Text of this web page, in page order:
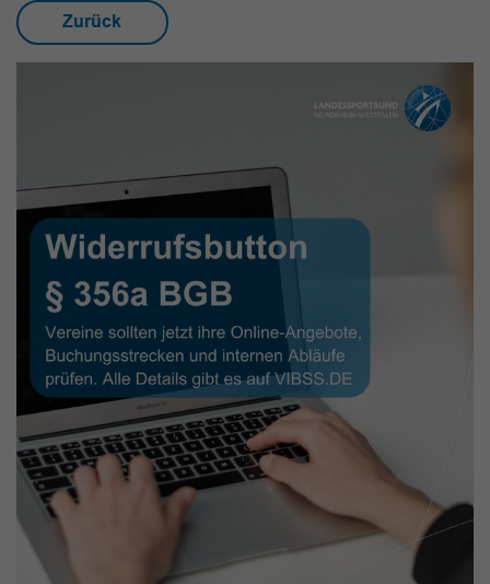
Zurück